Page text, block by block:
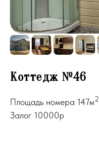
Коттедж №46
Площадь номера 147м2
Залог 10000р